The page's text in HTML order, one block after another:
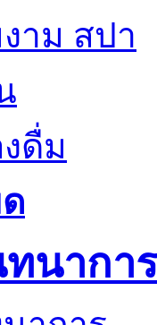
าม สปา
ดื่ม
นาการ